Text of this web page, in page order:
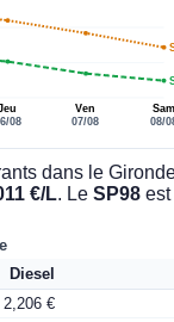
08
Ven
07/08
Sam
08/
dans le
€/L. LeSP98
Diesel
2,206 €